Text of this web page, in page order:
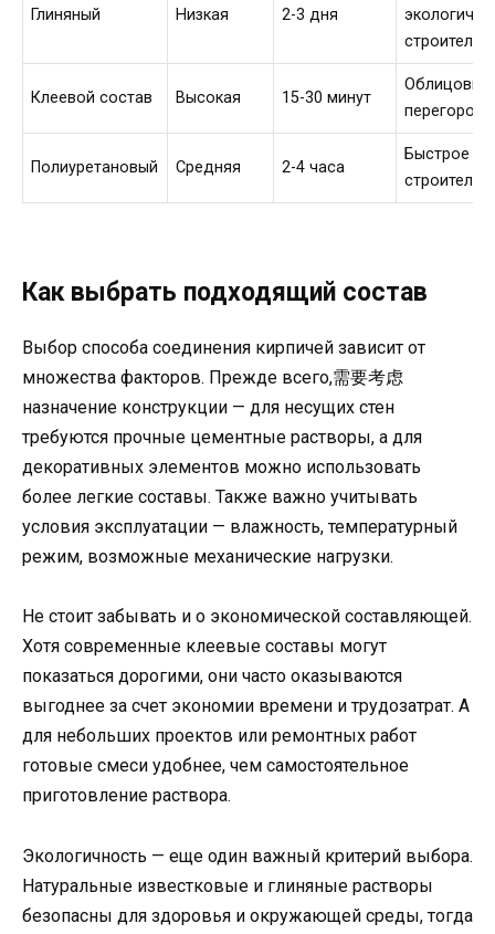
Глиняный Низкая 2-3 дня
Клеевой состав Высокая 15-30 минут
Облицовка,
Полиуретановый Средняя 2-4 часа
Быстрое
Как выбрать подходящий состав
Выбор способа соединения кирпичей зависит от
множества факторов. Прежде всего,需要考虑
назначение конструкции — для несущих стен
требуются прочные цементные растворы, а для
декоративных элементов можно использовать
более легкие составы. Также важно учитывать
условия эксплуатации — влажность, температурный
режим, возможные механические нагрузки.
Не стоит забывать и о экономической составляющей.
Хотя современные клеевые составы могут
показаться дорогими, они часто оказываются
выгоднее за счет экономии времени и трудозатрат. А
для небольших проектов или ремонтных работ
готовые смеси удобнее, чем самостоятельное
приготовление раствора.
Экологичность — еще один важный критерий выбора.
Натуральные известковые и глиняные растворы
безопасны для здоровья и окружающей среды, тогда